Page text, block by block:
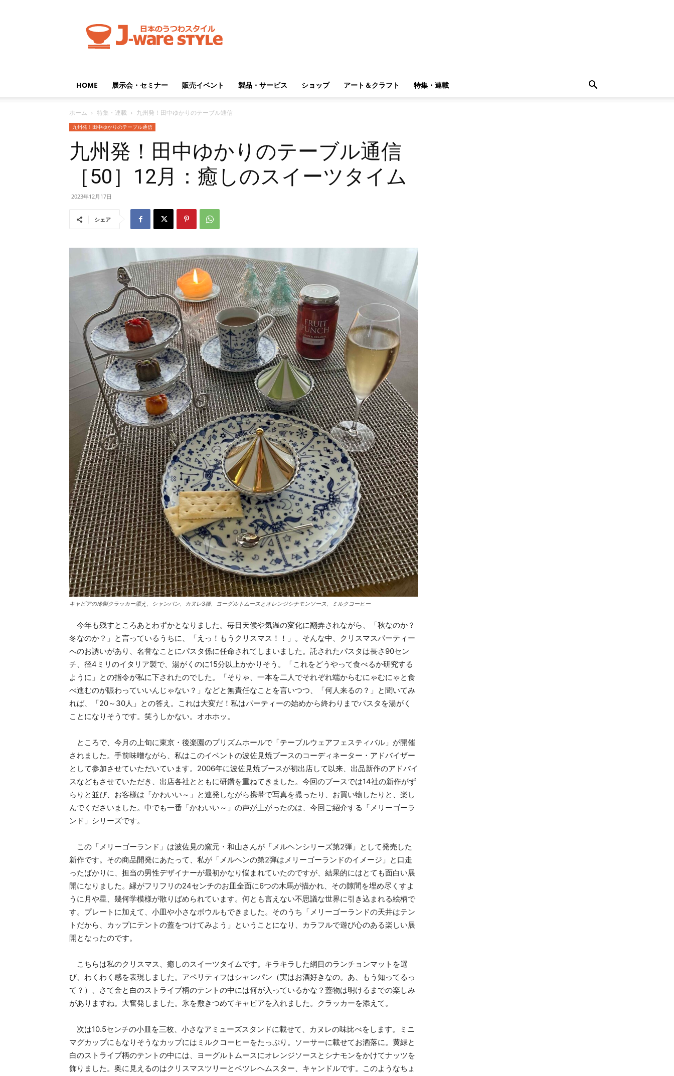
ware
Style
HOME 展示会・セミナー 販売イベント 製品・サービス ショップ アート＆クラフト 特集・連載
ホーム 特集・連載 九州発！田中ゆかりのテーブル通信
九州発！田中ゆかりのテーブル通信
九州発！田中ゆかりのテーブル通信
［50］12月：癒しのスイーツタイム
2023年12月17日
シェア
キャビアの冷製クラッカー添え、シャンパン、カヌレ3種、ヨーグルトムースとオレンジシナモンソース、ミルクコーヒー
今年も残すところあとわずかとなりました。毎日天候や気温の変化に翻弄されながら、「秋なのか？
冬なのか？」と言っているうちに、「えっ！もうクリスマス！！」。そんな中、クリスマスパーティー
へのお誘いがあり、名誉なことにパスタ係に任命されてしまいました。託されたパスタは長さ90セン
チ、径4ミリのイタリア製で、湯がくのに15分以上かかりそう。「これをどうやって食べるか研究する
ように」との指令が私に下されたのでした。「そりゃ、一本を二人でそれぞれ端からむにゃむにゃと食
べ進むのが賑わっていいんじゃない？」などと無責任なことを言いつつ、「何人来るの？」と聞いてみ
れば、「20～30人」との答え。これは大変だ！私はパーティーの始めから終わりまでパスタを湯がく
ことになりそうです。笑うしかない。オホホッ。
ところで、今月の上旬に東京・後楽園のプリズムホールで「テーブルウェアフェスティバル」が開催
されました。手前味噌ながら、私はこのイベントの波佐見焼ブースのコーディネーター・アドバイザー
として参加させていただいています。2006年に波佐見焼ブースが初出店して以来、出品新作のアドバイ
スなどもさせていただき、出店各社とともに研鑽を重ねてきました。今回のブースでは14社の新作がず
らりと並び、お客様は「かわいい～」と連発しながら携帯で写真を撮ったり、お買い物したりと、楽し
んでくださいました。中でも一番「かわいい～」の声が上がったのは、今回ご紹介する「メリーゴーラ
ンド」シリーズです。
この「メリーゴーランド」は波佐見の窯元・和山さんが「メルヘンシリーズ第2弾」として発売した
新作です。その商品開発にあたって、私が「メルヘンの第2弾はメリーゴーランドのイメージ」と口走
ったばかりに、担当の男性デザイナーが最初かなり悩まれていたのですが、結果的にはとても面白い展
開になりました。縁がフリフリの24センチのお皿全面に6つの木馬が描かれ、その隙間を埋め尽くすよ
うに月や星、幾何学模様が散りばめられています。何とも言えない不思議な世界に引き込まれる絵柄で
す。プレートに加えて、小皿や小さなボウルもできました。そのうち「メリーゴーランドの天井はテン
トだから、カップにテントの蓋をつけてみよう」ということになり、カラフルで遊び心のある楽しい展
開となったのです。
こちらは私のクリスマス、癒しのスイーツタイムです。キラキラした網目のランチョンマットを選
び、わくわく感を表現しました。アペリティフはシャンパン（実はお酒好きなの。あ、もう知ってるっ
て？）、さて金と白のストライプ柄のテントの中には何が入っているかな？蓋物は明けるまでの楽しみ
がありますね。大奮発しました。氷を敷きつめてキャビアを入れました。クラッカーを添えて。
次は10.5センチの小皿を三枚、小さなアミューズスタンドに載せて、カヌレの味比べをします。ミニ
マグカップにもなりそうなカップにはミルクコーヒーをたっぷり。ソーサーに載せてお洒落に。黄緑と
白のストライプ柄のテントの中には、ヨーグルトムースにオレンジソースとシナモンをかけてナッツを
飾りました。奥に見えるのはクリスマスツリーとベツレヘムスター、キャンドルです。このようなちょ